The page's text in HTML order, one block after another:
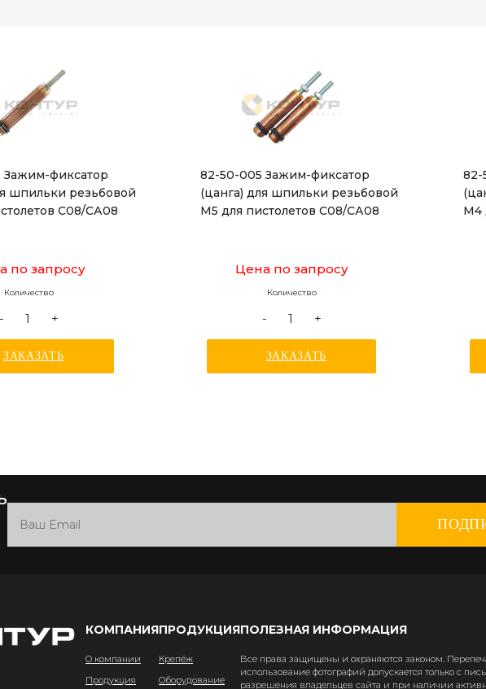
Зажим-фиксатор
шпильки резьбовой
С08/СА08
по запросу
Количество
- +
ЗАКАЗАТЬ
82-50-005 Зажим-фиксатор
(цанга) для шпильки резьбовой
М5 для пистолетов С08/СА08
Цена по запросу
Количество
- +
ЗАКАЗАТЬ
82-
М4
КОМПАНИЯ
О компании
Продукция
ПРОДУКЦИЯ
Крепёж
Оборудование
ПОЛЕЗНАЯ ИНФОРМАЦИЯ
Все права защищены и охраняются законом.
использование фотографий допускается только с
разрешения владельцев сайта и при наличии